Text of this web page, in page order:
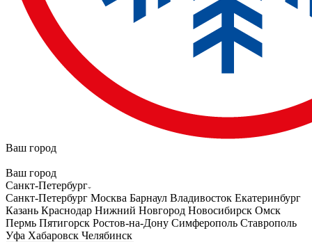
Ваш город
Ваш город
Санкт-Петербург
Санкт-Петербург Москва Барнаул Владивосток Екатеринбург
Казань Краснодар Нижний Новгород Новосибирск Омск
Пермь Пятигорск Ростов-на-Дону Симферополь Ставрополь
Уфа Хабаровск Челябинск